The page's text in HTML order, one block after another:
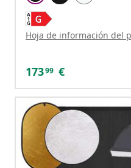
Hoja de información del
17399 €